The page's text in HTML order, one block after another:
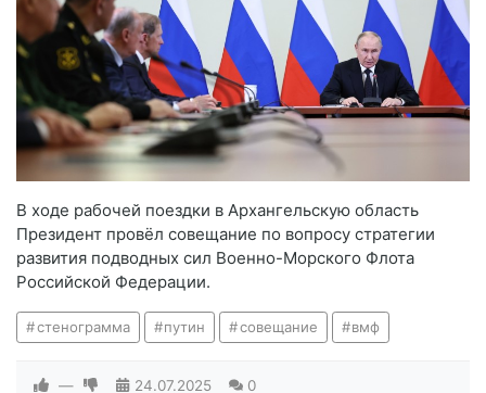
В ходе рабочей поездки в Архангельскую область
Президент провёл совещание по вопросу стратегии
развития подводных сил Военно-Морского Флота
Российской Федерации.
стенограмма путин совещание вмф
— 24.07.2025 0